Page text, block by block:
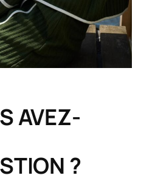
AVEZ-
?